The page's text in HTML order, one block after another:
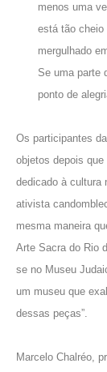
menos uma
está tão
mergulhado
Se uma parte
ponto de
Os participantes
objetos depois
dedicado à cultura
ativista
mesma maneira
Arte Sacra do Rio
se no Museu
um museu que
dessas peças”.
Marcelo Chalréo,